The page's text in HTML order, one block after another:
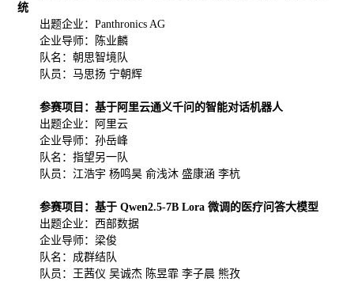
统
出题企业：Panthronics AG
企业导师：陈业麟
队名：朝思智境队
队员：马思扬 宁朝辉
参赛项目：基于阿里云通义千问的智能对话机器人
出题企业：阿里云
企业导师：孙岳峰
队名：指望另一队
队员：江浩宇 杨鸣昊 俞浅沐 盛康涵 李杭
参赛项目：基于 Qwen2.5-7B Lora 微调的医疗问答大模型
出题企业：西部数据
企业导师：梁俊
队名：成群结队
队员：王茜仪 吴诚杰 陈昱霏 李子晨 熊孜